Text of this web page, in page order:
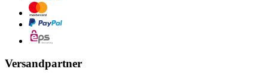
Versandpartner